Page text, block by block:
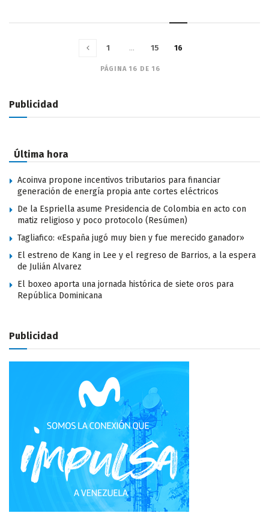
PÁGINA 16 DE 16
1 … 15 16
Publicidad
Última hora
Acoinva propone incentivos tributarios para financiar
generación de energía propia ante cortes eléctricos
De la Espriella asume Presidencia de Colombia en acto con
matiz religioso y poco protocolo (Resúmen)
Tagliafico: «España jugó muy bien y fue merecido ganador»
El estreno de Kang in Lee y el regreso de Barrios, a la espera
de Julián Alvarez
El boxeo aporta una jornada histórica de siete oros para
República Dominicana
Publicidad